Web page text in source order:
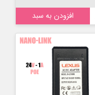
افزودن به سبد